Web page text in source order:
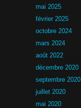
mai 2025
février 2025
octobre 2024
mars 2024
août 2022
décembre 2020
septembre 2020
juillet 2020
mai 2020